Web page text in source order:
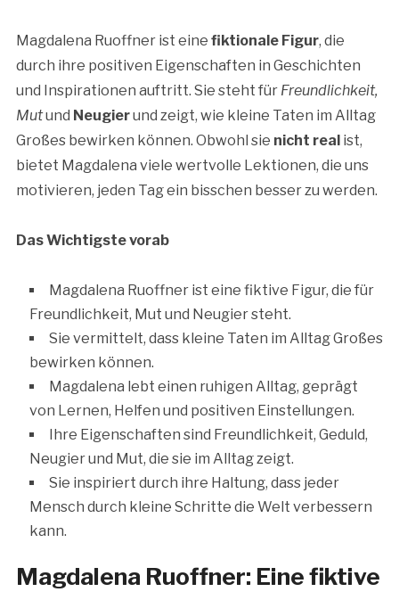
Magdalena Ruoffner ist eine fiktionale Figur, die
durch ihre positiven Eigenschaften in Geschichten
und Inspirationen auftritt. Sie steht für Freundlichkeit,
Mutund Neugierund zeigt, wie kleine Taten im Alltag
Großes bewirken können. Obwohl sie nicht realist,
bietet Magdalena viele wertvolle Lektionen, die uns
motivieren, jeden Tag ein bisschen besser zu werden.
Das Wichtigste vorab
Magdalena Ruoffner ist eine fiktive Figur, die für
Freundlichkeit, Mut und Neugier steht.
Sie vermittelt, dass kleine Taten im Alltag Großes
bewirken können.
Magdalena lebt einen ruhigen Alltag, geprägt
von Lernen, Helfen und positiven Einstellungen.
Ihre Eigenschaften sind Freundlichkeit, Geduld,
Neugier und Mut, die sie im Alltag zeigt.
Sie inspiriert durch ihre Haltung, dass jeder
Mensch durch kleine Schritte die Welt verbessern
kann.
Magdalena Ruoffner: Eine fiktive